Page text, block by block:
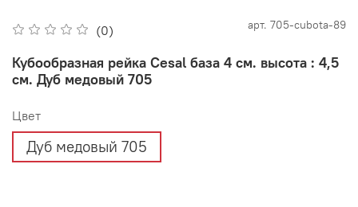
(0) арт. 705-cubota-89
Кубообразная рейка Cesal база 4 см. высота : 4,5
см. Дуб медовый 705
Цвет
Дуб медовый 705